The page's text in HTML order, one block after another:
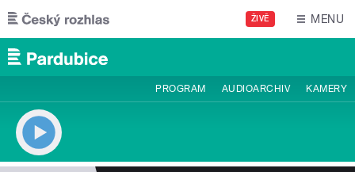
Přejít k hlavnímu obsahu
ŽIVĚ MENU
PROGRAM AUDIOARCHIV KAMERY